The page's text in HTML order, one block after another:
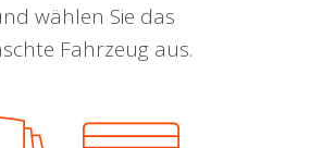
wählen Sie das
Fahrzeug aus.